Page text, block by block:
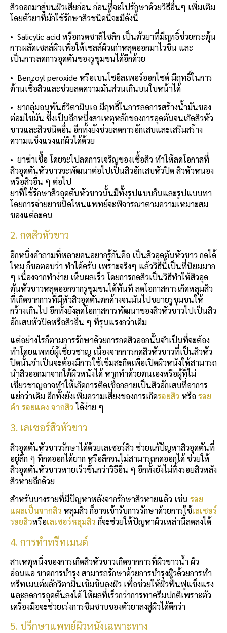
สิวออกมาสู่บนผิวเสียก่อน ก่อนที่จะไปรักษาด้วยวิธีอื่นๆ เพิ่มเติม
โดยตัวยาที่มักใช้รักษาสิวชนิดนี้จะมีดังนี้
• Salicylic acid หรือกรดซาลิไซลิก เป็นตัวยาที่มีฤทธิ์ช่วยกระตุ้น
การผลัดเซลล์ผิวเพื่อให้เซลล์ผิวเก่าหลุดออกมาไวขึ้น และ
เป็นการลดการอุดตันของรูขุมขนได้อีกด้วย
• Benzoyl peroxide หรือเบนโซอิลเพอร์ออกไซด์ มีฤทธิ์ในการ
ต้านเชื้อสิวและช่วยลดความมันส่วนเกินบนใบหน้าได้
• ยากลุ่มอนุพันธ์วิตามินเอ มีฤทธิ์ในการลดการสร้างน้ำมันของ
ต่อมไขมัน ซึ่งเป็นอีกหนึ่งสาเหตุหลักของการอุดตันจนเกิดสิวหัว
ขาวและสิวชนิดอื่น อีกทั้งยังช่วยลดการอักเสบและเสริมสร้าง
ความแข็งแรงแก่ผิวได้ด้วย
• ยาฆ่าเชื้อ โดยจะไปลดการเจริญของเชื้อสิว ทำให้ลดโอกาสที่
สิวอุดตันหัวขาวจะพัฒนาต่อไปเป็นสิวอักเสบหัวปิด สิวหัวหนอง
หรือสิวอื่น ๆ ต่อไป
ยาที่ใช้รักษาสิวอุดตันหัวขาวนั้นมีทั้งรูปแบบกินและรูปแบบทา
โดยการจ่ายยาชนิดไหนแพทย์จะพิจารณาตามความเหมาะสม
ของแต่ละคน
2. กดสิวหัวขาว
อีกหนึ่งคำถามที่หลายคนอยากรู้กันคือ เป็นสิวอุดตันหัวขาว กดได้
ไหม ก็ขอตอบว่า ทำได้ครับ เพราะจริงๆ แล้ววิธีนี้เป็นที่นิยมมาก
ๆ เนื่องจากทำง่าย เห็นผลเร็ว โดยการกดสิวเป็นวิธีทำให้สิวอุด
ตันหัวขาวหลุดออกจากรูขุมขนได้ทันที ลดโอกาสการเกิดหลุมสิว
ที่เกิดจากการที่มีหัวสิวอุดตันตกค้างจนมันไปขยายรูขุมขนให้
กว้างเกินไป อีกทั้งยังลดโอกาสการพัฒนาของสิวหัวขาวไปเป็นสิว
อักเสบหัวปิดหรือสิวอื่น ๆ ที่รุนแรงกว่าเดิม
แต่อย่างไรก็ตามการรักษาด้วยการกดสิวออกนั้นจำเป็นที่จะต้อง
ทำโดยแพทย์ผู้เชี่ยวชาญ เนื่องจากการกดสิวหัวขาวที่เป็นสิวหัว
ปิดนั้นจำเป็นจะต้องมีการใช้เข็มสะกิดเพื่อเปิดผิวหนังให้สามารถ
นำสิวออกมาจากใต้ผิวหนังได้ หากทำด้วยตนเองหรือผู้ที่ไม่
เชี่ยวชาญอาจทำให้เกิดการติดเชื้อกลายเป็นสิวอักเสบที่อาการ
แย่กว่าเดิม อีกทั้งยังเพิ่มความเสี่ยงของการเกิดรอยสิว หรือ รอย
ดํา รอยแดง จากสิวได้ง่าย ๆ
3. เลเซอร์สิวหัวขาว
สิวอุดตันหัวขาวรักษาได้ด้วยเลเซอร์สิว ช่วยแก้ปัญหาสิวอุดตันที่
อยู่ลึก ๆ ที่กดออกได้ยาก หรือลึกจนไม่สามารถกดออกได้ ช่วยให้
สิวอุดตันหัวขาวหายเร็วขึ้นกว่าวิธีอื่น ๆ อีกทั้งยังไม่ทิ้งรอยสิวหลัง
สิวหายอีกด้วย
สำหรับบางรายที่มีปัญหาหลังจากรักษาสิวหายแล้ว เช่น รอย
แผลเป็นจากสิว หลุมสิว ก็อาจเข้ารับการรักษาด้วยการใช้เลเซอร์
รอยสิวหรือเลเซอร์หลุมสิว ก็จะช่วยให้ปัญหาผิวเหล่านี้ลดลงได้
4. การทำทรีทเมนต์
สาเหตุหนึ่งของการเกิดสิวหัวขาวเกิดจากการที่ผิวขาวน้ำ ผิว
อ่อนแอ ขาดการบำรุง สามารถรักษาด้วยการบำรุงผิวด้วยการทำ
ทรีทเมนต์ผลักวิตามินเข้มข้นลงผิว เพื่อช่วยให้ผิวฟื้นฟูแข็งแรง
และลดการอุดตันลงได้ ให้ผลที่เร็วกว่าการทาครีมปกติเพราะตัว
เครื่องมือจะช่วยเร่งการซึมซาบของตัวยาลงสู่ผิวได้ดีกว่า
5. ปรึกษาแพทย์ผิวหนังเฉพาะทาง